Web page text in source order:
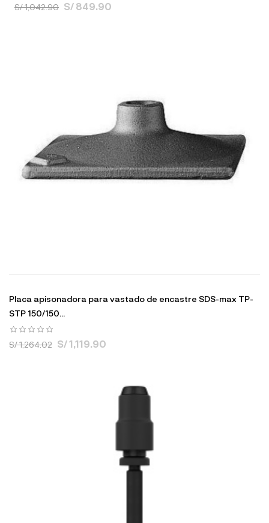
S/ 1,042.90 S/ 849.90
Placa apisonadora para vastado de encastre SDS-max TP-
STP 150/150...
S/ 1,264.02 S/ 1,119.90